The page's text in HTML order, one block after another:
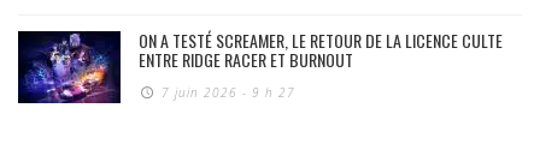
ON A TESTÉ SCREAMER, LE RETOUR DE LA LICENCE CULTE
ENTRE RIDGE RACER ET BURNOUT
7 juin 2026 - 9 h 27